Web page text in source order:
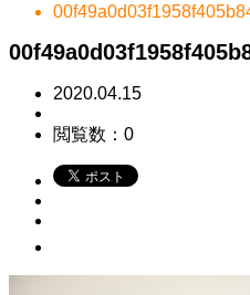
2020.04.15
閲覧数：0